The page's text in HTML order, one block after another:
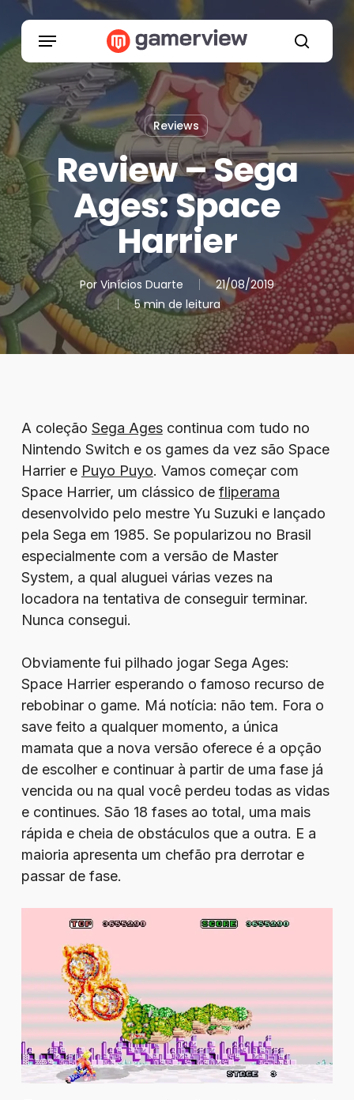
main
content
search
Menu
Reviews
Review – Sega
Ages: Space
Harrier
Por Vinícios Duarte
21/08/2019
5 min de leitura
A coleção Sega Agescontinua com tudo no
Nintendo Switch e os games da vez são Space
Harrier e Puyo Puyo. Vamos começar com
Space Harrier, um clássico de fliperama
desenvolvido pelo mestre Yu Suzuki e lançado
pela Sega em 1985. Se popularizou no Brasil
especialmente com a versão de Master
System, a qual aluguei várias vezes na
locadora na tentativa de conseguir terminar.
Nunca consegui.
Obviamente fui pilhado jogar Sega Ages:
Space Harrier esperando o famoso recurso de
rebobinar o game. Má notícia: não tem. Fora o
save feito a qualquer momento, a única
mamata que a nova versão oferece é a opção
de escolher e continuar à partir de uma fase já
vencida ou na qual você perdeu todas as vidas
e continues. São 18 fases ao total, uma mais
rápida e cheia de obstáculos que a outra. E a
maioria apresenta um chefão pra derrotar e
passar de fase.